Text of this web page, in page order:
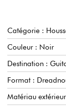
En résumé, l'étui
simple protection
déclaration
moderne.
grâce à l’étui
Catégorie :
Couleur : Noir
Destination :
Format :
Matériau